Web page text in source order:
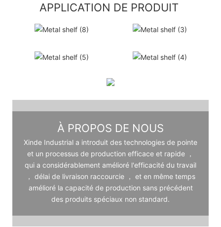
APPLICATION DE PRODUIT
À PROPOS DE NOUS
Xinde Industrial a introduit des technologies de pointe
et un processus de production efficace et rapide ，
qui a considérablement amélioré l'efficacité du travail
， délai de livraison raccourcie ， et en même temps
amélioré la capacité de production sans précédent
des produits spéciaux non standard.